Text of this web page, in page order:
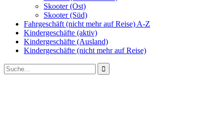
Skooter (Ost)
Skooter (Süd)
Fahrgeschäft (nicht mehr auf Reise) A-Z
Kindergeschäfte (aktiv)
Kindergeschäfte (Ausland)
Kindergeschäfte (nicht mehr auf Reise)